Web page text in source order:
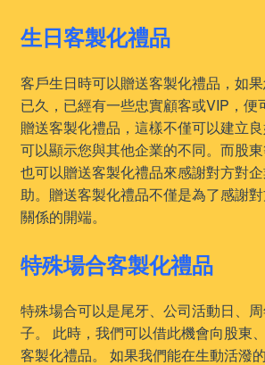
生日客製化禮品
客戶生日時可以贈送客製化禮品，如
已久，已經有一些忠實顧客或VIP，便
贈送客製化禮品，這樣不僅可以建立
可以顯示您與其他企業的不同。而股東
也可以贈送客製化禮品來感謝對方對
助。贈送客製化禮品不僅是為了感謝
關係的開端。
特殊場合客製化禮品
特殊場合可以是尾牙、公司活動日、
子。 此時，我們可以借此機會向股東
客製化禮品。 如果我們能在生動活潑